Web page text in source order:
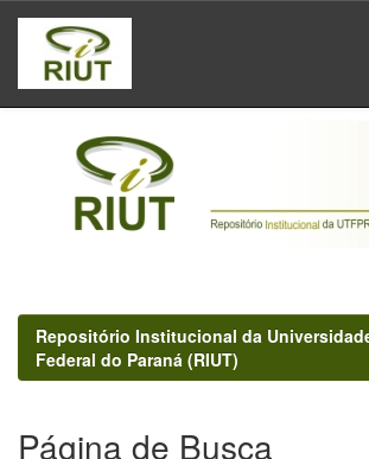
Skip
navigation
Repositório Institucional da
Federal do Paraná (RIUT)
Página de Busca